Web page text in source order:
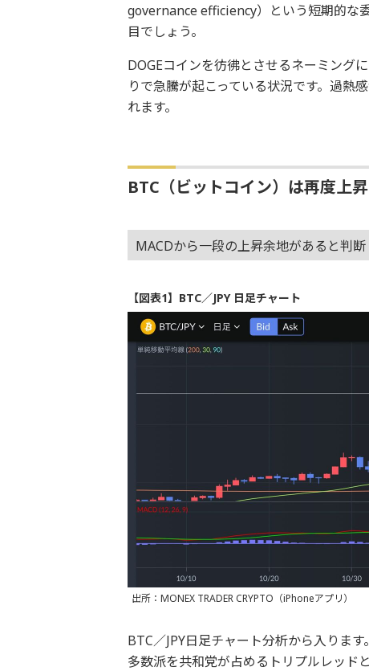
governance efficiency）という短期的な
目でしょう。
DOGEコインを彷彿とさせるネーミング
りで急騰が起こっている状況です。過熱
れます。
BTC（ビットコイン）は再度上
MACDから一段の上昇余地があると判断
【図表1】BTC／JPY 日足チャート
出所：MONEX TRADER CRYPTO（iPhoneアプリ）
BTC／JPY日足チャート分析から入りま
多数派を共和党が占めるトリプルレッド